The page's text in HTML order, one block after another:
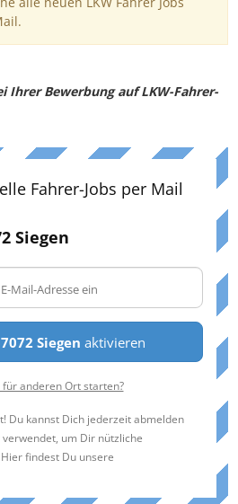
Ihrer Bewerbung auf LKW-Fahrer-
Fahrer-Jobs per Mail
Siegen
Siegen aktivieren
für anderen Ort starten?
Du kannst Dich jederzeit abmelden
um Dir nützliche
findest Du unsere